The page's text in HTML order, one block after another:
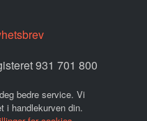
931 701 800
bedre service. Vi
i handlekurven din.